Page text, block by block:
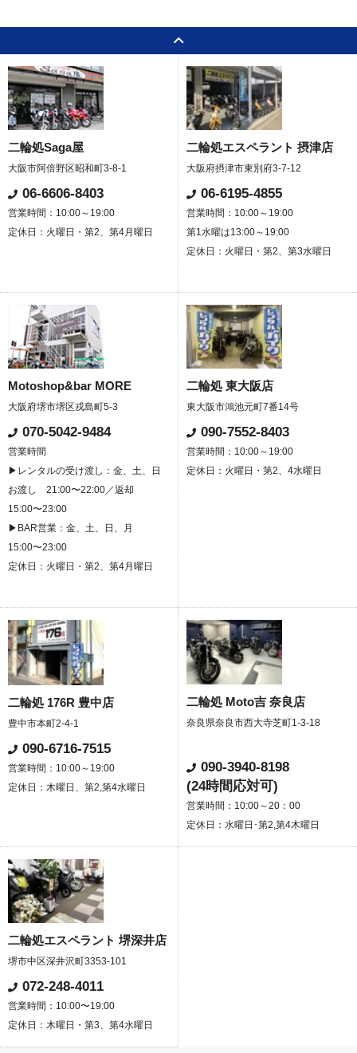
二輪処Saga屋
大阪市阿倍野区昭和町3-8-1
06-6606-8403
営業時間：10:00～19:00
定休日：火曜日・第2、第4月曜日
二輪処エスペラント 摂津店
大阪府摂津市東別府3-7-12
06-6195-4855
営業時間：10:00～19:00
第1水曜は13:00～19:00
定休日：火曜日・第2、第3水曜日
Motoshop&bar MORE
大阪府堺市堺区戎島町5-3
070-5042-9484
営業時間
▶レンタルの受け渡し：金、土、日
お渡し 21:00〜22:00／返却
15:00〜23:00
▶BAR営業：金、土、日、月
15:00〜23:00
定休日：火曜日・第2、第4月曜日
二輪処 東大阪店
東大阪市鴻池元町7番14号
090-7552-8403
営業時間：10:00～19:00
定休日：火曜日・第2、4水曜日
二輪処 176R 豊中店
豊中市本町2-4-1
090-6716-7515
営業時間：10:00～19:00
定休日：木曜日、第2,第4水曜日
二輪処 Moto吉 奈良店
奈良県奈良市西大寺芝町1-3-18
090-3940-8198
(24時間応対可)
営業時間：10:00～20：00
定休日：水曜日･第2,第4木曜日
二輪処エスペラント 堺深井店
堺市中区深井沢町3353-101
072-248-4011
営業時間：10:00〜19:00
定休日：木曜日・第3、第4水曜日